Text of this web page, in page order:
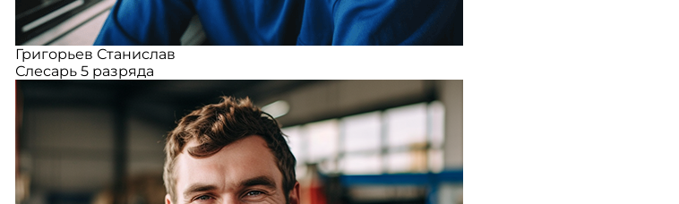
Григорьев Станислав
Слесарь 5 разряда